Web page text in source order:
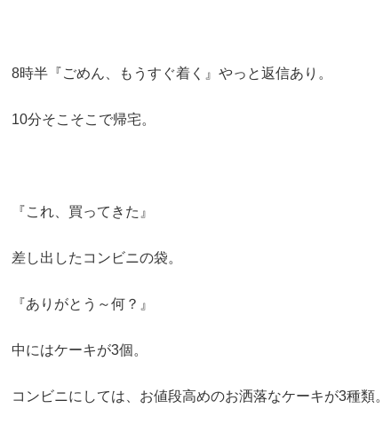
8時半『ごめん、もうすぐ着く』やっと返信あり。
10分そこそこで帰宅。
『これ、買ってきた』
差し出したコンビニの袋。
『ありがとう～何？』
中にはケーキが3個。
コンビニにしては、お値段高めのお洒落なケーキが3種類